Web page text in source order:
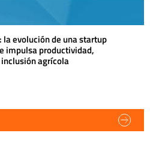
la evolución de una startup
impulsa productividad,
agrícola